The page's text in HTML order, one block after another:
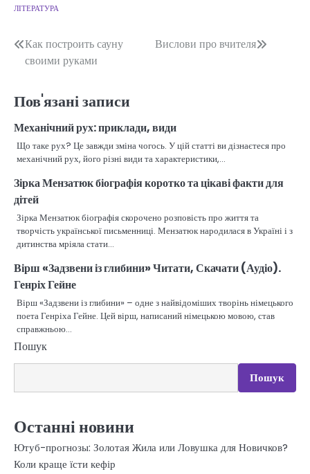
ЛІТЕРАТУРА
Навігація
записів
Как построить сауну
своими руками
Вислови про вчителя
Пов'язані записи
Механічний рух: приклади, види
Що таке рух? Це завжди зміна чогось. У цій статті ви дізнаєтеся про
механічний рух, його різні види та характеристики,…
Зірка Мензатюк біографія коротко та цікаві факти для
дітей
Зірка Мензатюк біографія скорочено розповість про життя та
творчість української письменниці. Мензатюк народилася в Україні і з
дитинства мріяла стати…
Вірш «Задзвени із глибини» Читати, Скачати (Аудіо).
Генріх Гейне
Вірш «Задзвени із глибини» – одне з найвідоміших творінь німецького
поета Генріха Гейне. Цей вірш, написаний німецькою мовою, став
справжньою…
Пошук
Пошук
Останні новини
Ютуб-прогнозы: Золотая Жила или Ловушка для Новичков?
Коли краще їсти кефір